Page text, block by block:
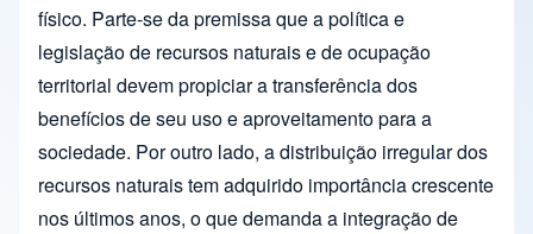
físico. Parte-se da premissa que a política e
legislação de recursos naturais e de ocupação
territorial devem propiciar a transferência dos
benefícios de seu uso e aproveitamento para a
sociedade. Por outro lado, a distribuição irregular dos
recursos naturais tem adquirido importância crescente
nos últimos anos, o que demanda a integração de